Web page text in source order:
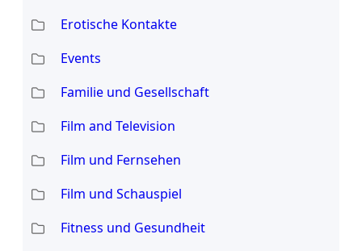
Erotische Kontakte
Events
Familie und Gesellschaft
Film and Television
Film und Fernsehen
Film und Schauspiel
Fitness und Gesundheit